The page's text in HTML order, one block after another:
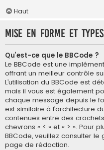
Haut
Mise en forme et
Qu’est-ce que le BBCode ?
Le BBCode est une
offrant un meilleur contrôle
L’utilisation du BBCode est
mais il vous est également
chaque message depuis le
est similaire à l’architecture
contenues entre des
chevrons « < » et « > ». Pour
BBCode, veuillez consulter
page de rédaction.